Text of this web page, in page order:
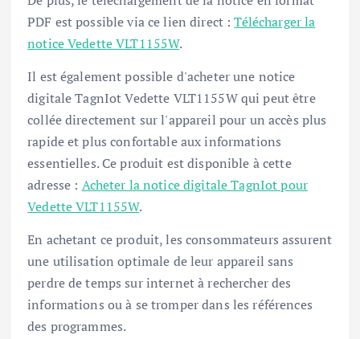
PDF est possible via ce lien direct :Télécharger la
notice Vedette VLT1155W.
Il est également possible d'acheter une notice
digitale TagnIot Vedette VLT1155W qui peut être
collée directement sur l'appareil pour un accès plus
rapide et plus confortable aux informations
essentielles. Ce produit est disponible à cette
adresse : Acheter la notice digitale TagnIot pour
Vedette VLT1155W.
En achetant ce produit, les consommateurs assurent
une utilisation optimale de leur appareil sans
perdre de temps sur internet à rechercher des
informations ou à se tromper dans les références
des programmes.